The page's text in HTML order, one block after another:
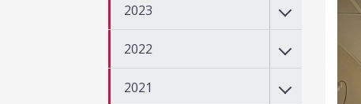
2023
2022
2021